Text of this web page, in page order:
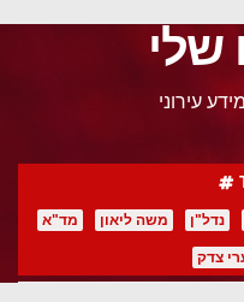
שלי
עירוני
נדל"ן משה ליאון מד"א
צדק